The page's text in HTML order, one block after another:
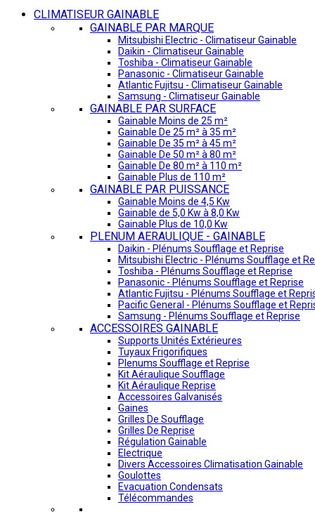
CLIMATISEUR GAINABLE
GAINABLE PAR MARQUE
Mitsubishi Electric - Climatiseur Gainable
Daikin - Climatiseur Gainable
Toshiba - Climatiseur Gainable
Panasonic - Climatiseur Gainable
Atlantic Fujitsu - Climatiseur Gainable
Samsung - Climatiseur Gainable
GAINABLE PAR SURFACE
Gainable Moins de 25 m²
Gainable De 25 m² à 35 m²
Gainable De 35 m² à 45 m²
Gainable De 50 m² à 80 m²
Gainable De 80 m² à 110 m²
Gainable Plus de 110 m²
GAINABLE PAR PUISSANCE
Gainable Moins de 4,5 Kw
Gainable de 5,0 Kw à 8,0 Kw
Gainable Plus de 10,0 Kw
PLENUM AERAULIQUE - GAINABLE
Daikin - Plénums Soufflage et Reprise
Mitsubishi Electric - Plénums Soufflage et
Toshiba - Plénums Soufflage et Reprise
Panasonic - Plénums Soufflage et Reprise
Atlantic Fujitsu - Plénums Soufflage et
Pacific General - Plénums Soufflage et
Samsung - Plénums Soufflage et Reprise
ACCESSOIRES GAINABLE
Supports Unités Extérieures
Tuyaux Frigorifiques
Plenums Soufflage et Reprise
Kit Aéraulique Soufflage
Kit Aéraulique Reprise
Accessoires Galvanisés
Gaines
Grilles De Soufflage
Grilles De Reprise
Régulation Gainable
Electrique
Divers Accessoires Climatisation Gainable
Goulottes
Evacuation Condensats
Télécommandes